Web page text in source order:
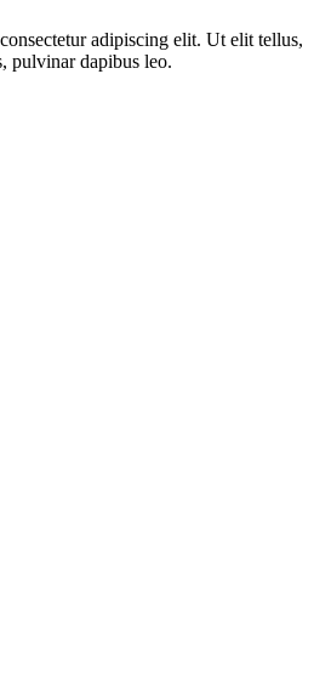
adipiscing elit. Ut elit tellus,
pulvinar dapibus leo.